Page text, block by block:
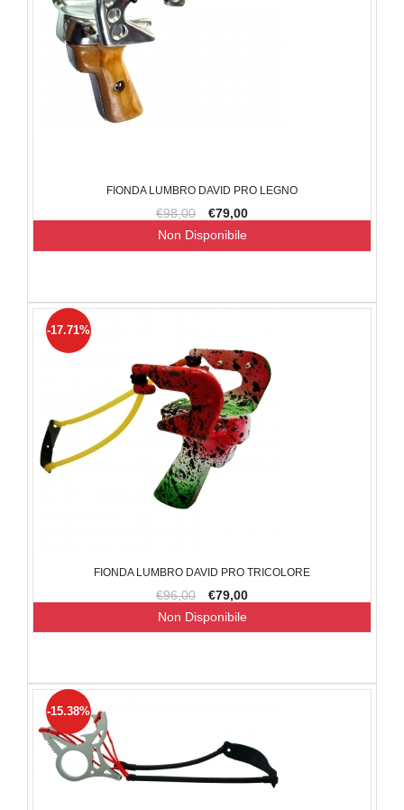
FIONDA LUMBRO DAVID PRO LEGNO
€98,00
€79,00
Non Disponibile
FIONDA LUMBRO DAVID PRO TRICOLORE
€96,00 €79,00
-17.71%
Non Disponibile
-15.38%